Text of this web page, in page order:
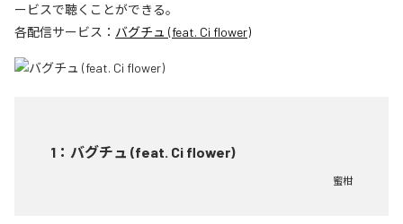
ービスで聴くことができる。
各配信サービス： バグチュ (feat. Ci flower)
1 ： バグチュ (feat. Ci flower)
蜜柑